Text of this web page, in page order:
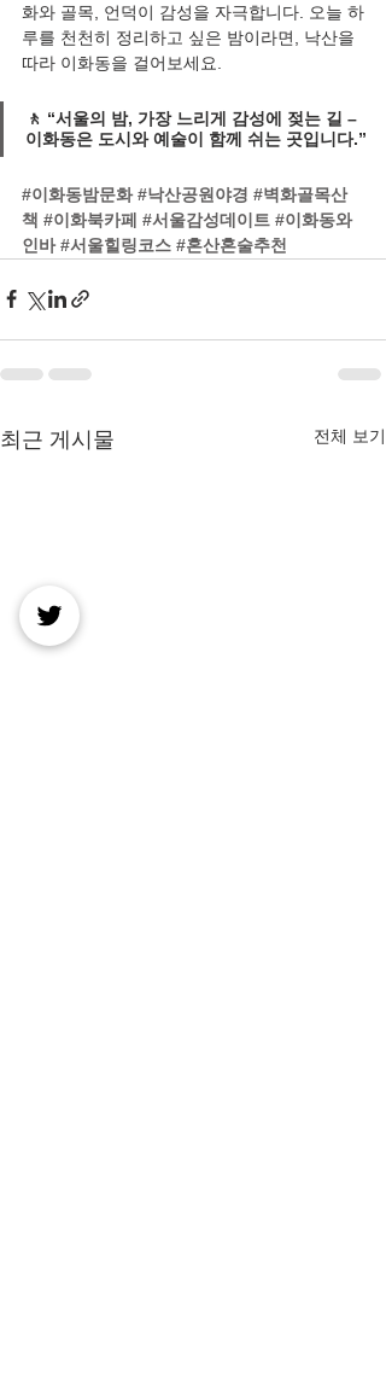
화와 골목, 언덕이 감성을 자극합니다. 오늘 하
루를 천천히 정리하고 싶은 밤이라면, 낙산을
따라 이화동을 걸어보세요.
🚶 “서울의 밤, 가장 느리게 감성에 젖는 길 –
이화동은 도시와 예술이 함께 쉬는 곳입니다.”
#이화동밤문화 #낙산공원야경 #벽화골목산
책 #이화북카페 #서울감성데이트 #이화동와
인바 #서울힐링코스 #혼산혼술추천
최근 게시물 전체 보기